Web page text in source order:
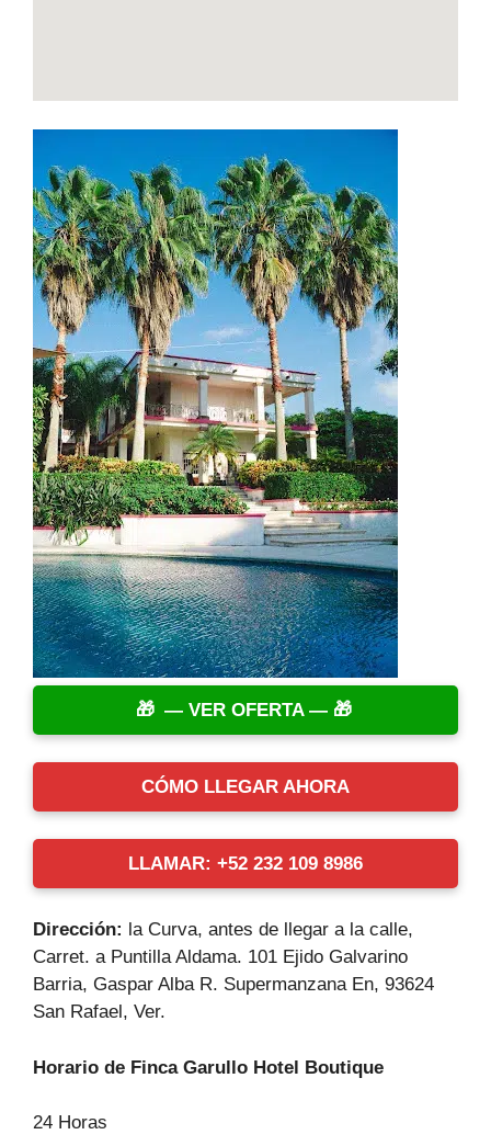
— VER OFERTA —
CÓMO LLEGAR AHORA
LLAMAR: +52 232 109 8986
Dirección: la Curva, antes de llegar a la calle,
Carret. a Puntilla Aldama. 101 Ejido Galvarino
Barria, Gaspar Alba R. Supermanzana En, 93624
San Rafael, Ver.
Horario de Finca Garullo Hotel Boutique
24 Horas